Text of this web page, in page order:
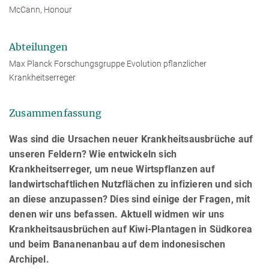
McCann, Honour
Abteilungen
Max Planck Forschungsgruppe Evolution pflanzlicher
Krankheitserreger
Zusammenfassung
Was sind die Ursachen neuer Krankheitsausbrüche auf
unseren Feldern? Wie entwickeln sich
Krankheitserreger, um neue Wirtspflanzen auf
landwirtschaftlichen Nutzflächen zu infizieren und sich
an diese anzupassen? Dies sind einige der Fragen, mit
denen wir uns befassen. Aktuell widmen wir uns
Krankheitsausbrüchen auf Kiwi-Plantagen in Südkorea
und beim Bananenanbau auf dem indonesischen
Archipel.